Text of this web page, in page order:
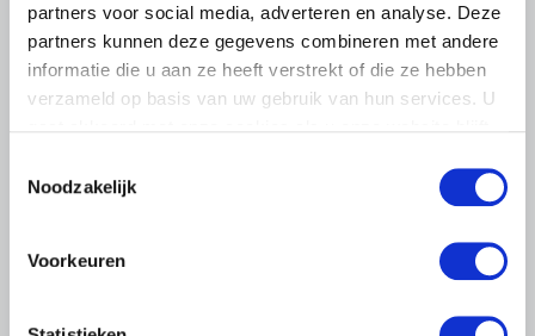
partners voor social media, adverteren en analyse. Deze
partners kunnen deze gegevens combineren met andere
informatie die u aan ze heeft verstrekt of die ze hebben
verzameld op basis van uw gebruik van hun services. U
Noodzakelijk
Voorkeuren
LTO LOBBY